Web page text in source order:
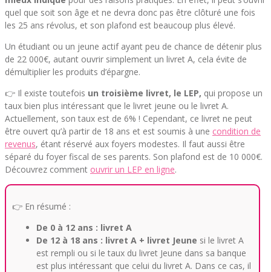
quel que soit son âge et ne devra donc pas être clôturé une fois
les 25 ans révolus, et son plafond est beaucoup plus élevé.
Un étudiant ou un jeune actif ayant peu de chance de détenir plus
de 22 000€, autant ouvrir simplement un livret A, cela évite de
démultiplier les produits d’épargne.
👉 Il existe toutefois un troisième livret, le LEP, qui propose un
taux bien plus intéressant que le livret jeune ou le livret A.
Actuellement, son taux est de 6% ! Cependant, ce livret ne peut
être ouvert qu’à partir de 18 ans et est soumis à une condition de
revenus, étant réservé aux foyers modestes. Il faut aussi être
séparé du foyer fiscal de ses parents. Son plafond est de 10 000€.
Découvrez comment ouvrir un LEP en ligne.
👉 En résumé :
De 0 à 12 ans : livret A
De 12 à 18 ans : livret A + livret Jeune si le livret A
est rempli ou si le taux du livret Jeune dans sa banque
est plus intéressant que celui du livret A. Dans ce cas, il